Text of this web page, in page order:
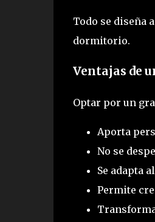
Todo se diseña
dormitorio.
Ventajas de
Optar por un
Aporta
No se
Se adapta
Permite